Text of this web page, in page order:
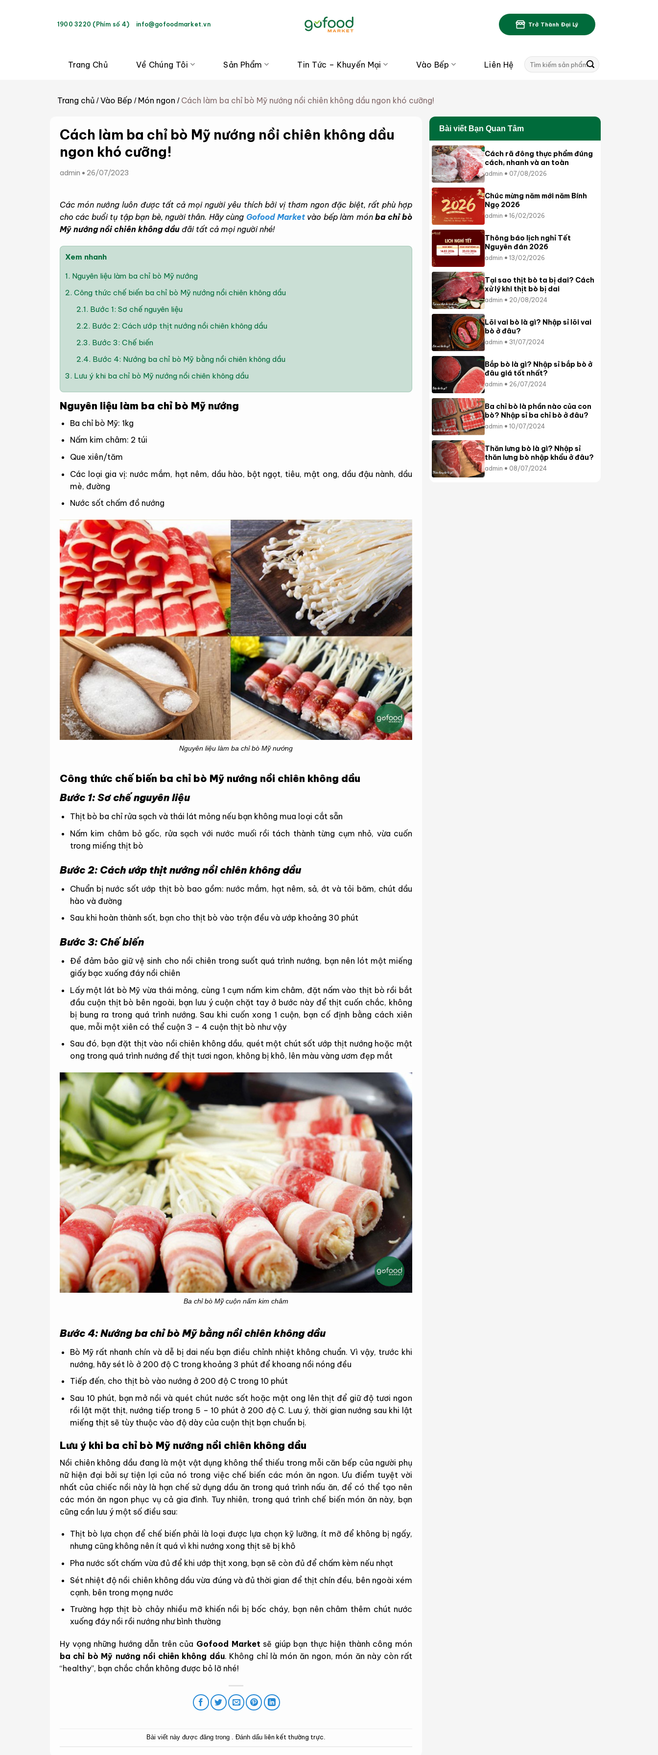
1900 3220 (Phím số 4) info@gofoodmarket.vn Trở Thành Đại Lý
Trang Chủ Về Chúng Tôi Sản Phẩm Tin Tức – Khuyến Mại Vào Bếp Liên Hệ
Tìm
kiếm:
Trang chủ /Vào Bếp / Món ngon / Cách làm ba chỉ bò Mỹ nướng nồi chiên không dầu ngon khó cưỡng!
Cách làm ba chỉ bò Mỹ nướng nồi chiên không dầu
ngon khó cưỡng!
admin 26/07/2023
Các món nướng luôn được tất cả mọi người yêu thích bởi vị thơm ngon đặc biệt, rất phù hợp
cho các buổi tụ tập bạn bè, người thân. Hãy cùng Gofood Market vào bếp làm mónba chỉ bò
Mỹ nướng nồi chiên không dầu đãi tất cả mọi người nhé!
Xem nhanh
1. Nguyên liệu làm ba chỉ bò Mỹ nướng
2. Công thức chế biến ba chỉ bò Mỹ nướng nồi chiên không dầu
2.1. Bước 1: Sơ chế nguyên liệu
2.2. Bước 2: Cách ướp thịt nướng nồi chiên không dầu
2.3. Bước 3: Chế biến
2.4. Bước 4: Nướng ba chỉ bò Mỹ bằng nồi chiên không dầu
3. Lưu ý khi ba chỉ bò Mỹ nướng nồi chiên không dầu
Nguyên liệu làm ba chỉ bò Mỹ nướng
Ba chỉ bò Mỹ: 1kg
Nấm kim châm: 2 túi
Que xiên/tăm
Các loại gia vị: nước mắm, hạt nêm, dầu hào, bột ngọt, tiêu, mật ong, dầu đậu nành, dầu
mè, đường
Nước sốt chấm đồ nướng
Nguyên liệu làm ba chỉ bò Mỹ nướng
Công thức chế biến ba chỉ bò Mỹ nướng nồi chiên không dầu
Bước 1: Sơ chế nguyên liệu
Thịt bò ba chỉ rửa sạch và thái lát mỏng nếu bạn không mua loại cắt sẵn
Nấm kim châm bỏ gốc, rửa sạch với nước muối rồi tách thành từng cụm nhỏ, vừa cuốn
trong miếng thịt bò
Bước 2: Cách ướp thịt nướng nồi chiên không dầu
Chuẩn bị nước sốt ướp thịt bò bao gồm: nước mắm, hạt nêm, sả, ớt và tỏi băm, chút dầu
hào và đường
Sau khi hoàn thành sốt, bạn cho thịt bò vào trộn đều và ướp khoảng 30 phút
Bước 3: Chế biến
Để đảm bảo giữ vệ sinh cho nồi chiên trong suốt quá trình nướng, bạn nên lót một miếng
giấy bạc xuống đáy nồi chiên
Lấy một lát bò Mỹ vừa thái mỏng, cùng 1 cụm nấm kim châm, đặt nấm vào thịt bò rồi bắt
đầu cuộn thịt bò bên ngoài, bạn lưu ý cuộn chặt tay ở bước này để thịt cuốn chắc, không
bị bung ra trong quá trình nướng. Sau khi cuốn xong 1 cuộn, bạn cố định bằng cách xiên
que, mỗi một xiên có thể cuộn 3 – 4 cuộn thịt bò như vậy
Sau đó, bạn đặt thịt vào nồi chiên không dầu, quét một chút sốt ướp thịt nướng hoặc mật
ong trong quá trình nướng để thịt tươi ngon, không bị khô, lên màu vàng ươm đẹp mắt
Ba chỉ bò Mỹ cuộn nấm kim châm
Bước 4: Nướng ba chỉ bò Mỹ bằng nồi chiên không dầu
Bò Mỹ rất nhanh chín và dễ bị dai nếu bạn điều chỉnh nhiệt không chuẩn. Vì vậy, trước khi
nướng, hãy sét lò ở 200 độ C trong khoảng 3 phút để khoang nồi nóng đều
Tiếp đến, cho thịt bò vào nướng ở 200 độ C trong 10 phút
Sau 10 phút, bạn mở nồi và quét chút nước sốt hoặc mật ong lên thịt để giữ độ tươi ngon
rồi lật mặt thịt, nướng tiếp trong 5 – 10 phút ở 200 độ C. Lưu ý, thời gian nướng sau khi lật
miếng thịt sẽ tùy thuộc vào độ dày của cuộn thịt bạn chuẩn bị.
Lưu ý khi ba chỉ bò Mỹ nướng nồi chiên không dầu
Nồi chiên không dầu đang là một vật dụng không thể thiếu trong mỗi căn bếp của người phụ
nữ hiện đại bởi sự tiện lợi của nó trong việc chế biến các món ăn ngon. Ưu điểm tuyệt vời
nhất của chiếc nồi này là hạn chế sử dụng dầu ăn trong quá trình nấu ăn, để có thể tạo nên
các món ăn ngon phục vụ cả gia đình. Tuy nhiên, trong quá trình chế biến món ăn này, bạn
cũng cần lưu ý một số điều sau:
Thịt bò lựa chọn để chế biến phải là loại được lựa chọn kỹ lưỡng, ít mỡ để không bị ngấy,
nhưng cũng không nên ít quá vì khi nướng xong thịt sẽ bị khô
Pha nước sốt chấm vừa đủ để khi ướp thịt xong, bạn sẽ còn đủ để chấm kèm nếu nhạt
Sét nhiệt độ nồi chiên không dầu vừa đúng và đủ thời gian để thịt chín đều, bên ngoài xém
cạnh, bên trong mọng nước
Trường hợp thịt bò chảy nhiều mỡ khiến nồi bị bốc cháy, bạn nên châm thêm chút nước
xuống đáy nồi rồi nướng như bình thường
Hy vọng những hướng dẫn trên của Gofood Market sẽ giúp bạn thực hiện thành công món
ba chỉ bò Mỹ nướng nồi chiên không dầu. Không chỉ là món ăn ngon, món ăn này còn rất
“healthy”, bạn chắc chắn không được bỏ lỡ nhé!
Bài viết này được đăng trong . Đánh dấu liên kết thường trực.
Bài viết Bạn Quan Tâm
Cách rã đông thực phẩm đúng
cách, nhanh và an toàn
admin 07/08/2026
Chúc mừng năm mới năm Bính
Ngọ 2026
admin 16/02/2026
Thông báo lịch nghỉ Tết
Nguyên đán 2026
admin 13/02/2026
Tại sao thịt bò ta bị dai? Cách
xử lý khi thịt bò bị dai
admin 20/08/2024
Lõi vai bò là gì? Nhập sỉ lõi vai
bò ở đâu?
admin 31/07/2024
Bắp bò là gì? Nhập sỉ bắp bò ở
đâu giá tốt nhất?
admin 26/07/2024
Ba chỉ bò là phần nào của con
bò? Nhập sỉ ba chỉ bò ở đâu?
admin 10/07/2024
Thăn lưng bò là gì? Nhập sỉ
thăn lưng bò nhập khẩu ở đâu?
admin 08/07/2024